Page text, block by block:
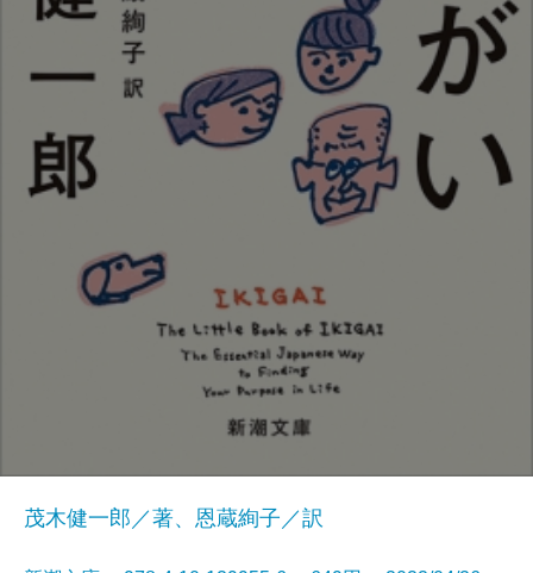
茂木健一郎／著、恩蔵絢子／訳